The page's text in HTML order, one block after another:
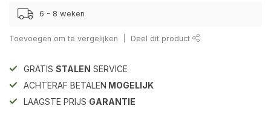
6 - 8 weken
Toevoegen om te vergelijken Deel dit product
GRATIS STALEN SERVICE
ACHTERAF BETALEN MOGELIJK
LAAGSTE PRIJS GARANTIE